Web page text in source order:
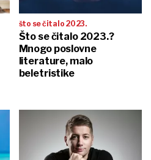
što se čitalo 2023.
Što se čitalo 2023.?
Mnogo poslovne
literature, malo
beletristike